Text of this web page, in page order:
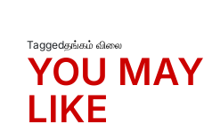
Taggedதங்கம் விலை
YOU
LIKE